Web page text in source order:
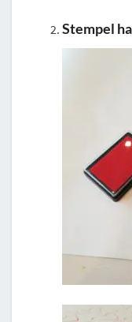
Stempel